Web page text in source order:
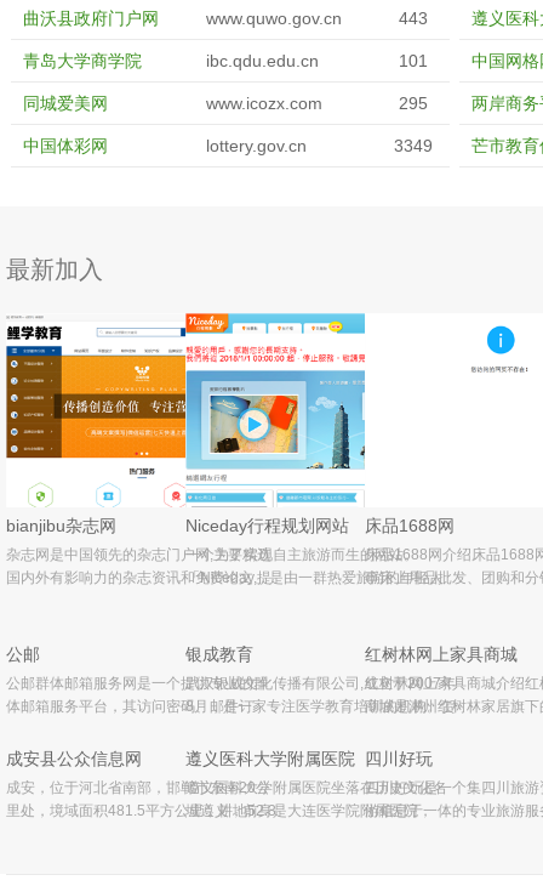
曲沃县政府门户网 www.quwo.gov.cn 443
青岛大学商学院 ibc.qdu.edu.cn 101
同城爱美网 www.icozx.com 295
中国体彩网 lottery.gov.cn 3349
遵义医
中国网格
两岸商务
芒市教
最新加入
bianjibu杂志网
杂志网是中国领先的杂志门户网,主要精选
国内外有影响力的杂志资讯和免费论文,提
力和互动性,权威,主流,时尚的
Niceday行程规划网站
一个为了实现自主旅游而生的网站。
「Niceday」是由一群热爱旅游的年轻人
营销有限公司所推出的品牌网站，我们将
床品1688网
床品1688网介绍床品1688
事床上用品批发、团购和
件、夏被、夏凉被、空调
公邮
公邮群体邮箱服务网是一个提供专业的群
体邮箱服务平台，其访问密码、邮件订
色深受用户喜爱，非常适合于教师、团
银成教育
武汉银成文化传播有限公司,成立于2007年
8月，是一家专注医学教育培训的机构。贺
与管理，为公司制定全新发展战略——在
红树林网上家具商城
红树林网上家具商城介绍
商城是潮州红树林家居旗
业的OTO(什么是OTO)网站
成安县公众信息网
成安，位于河北省南部，邯郸市东南20公
里处，境域面积481.5平方公里，耕地52.3
遵义医科大学附属医院
遵义医科大学附属医院坐落在历史文化名
城遵义，前身是大连医学院附属医院，
四川好玩
四川好玩是一个集四川旅
游信息于一体的专业旅游